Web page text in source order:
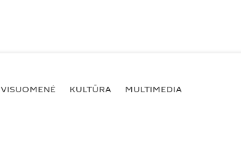
VISUOMENĖ KULTŪRA MULTIMEDIA